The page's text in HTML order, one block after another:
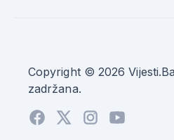
Copyright © 2026
zadržana.